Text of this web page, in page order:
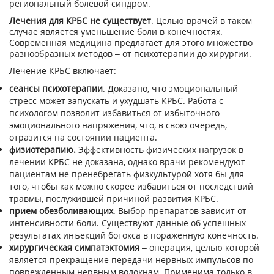
региональный болевой синдром.
Лечения для КРБС не существует. Целью врачей в таком
случае является уменьшение боли в конечностях.
Современная медицина предлагает для этого множество
разнообразных методов – от психотерапии до хирургии.
Лечение КРБС включает:
сеансы психотерапии. Доказано, что эмоциональный
стресс может запускать и ухудшать КРБС. Работа с
психологом позволит избавиться от избыточного
эмоционального напряжения, что, в свою очередь,
отразится на состоянии пациента.
физиотерапию. Эффективность физических нагрузок в
лечении КРБС не доказана, однако врачи рекомендуют
пациентам не пренебрегать физкультурой хотя бы для
того, чтобы как можно скорее избавиться от последствий
травмы, послужившей причиной развития КРБС.
прием обезболивающих. Выбор препаратов зависит от
интенсивности боли. Существуют данные об успешных
результатах инъекций ботокса в пораженную конечность.
хирургическая симпатэктомия – операция, целью которой
является прекращение передачи нервных импульсов по
поврежденным нервным волокнам. Применима только в